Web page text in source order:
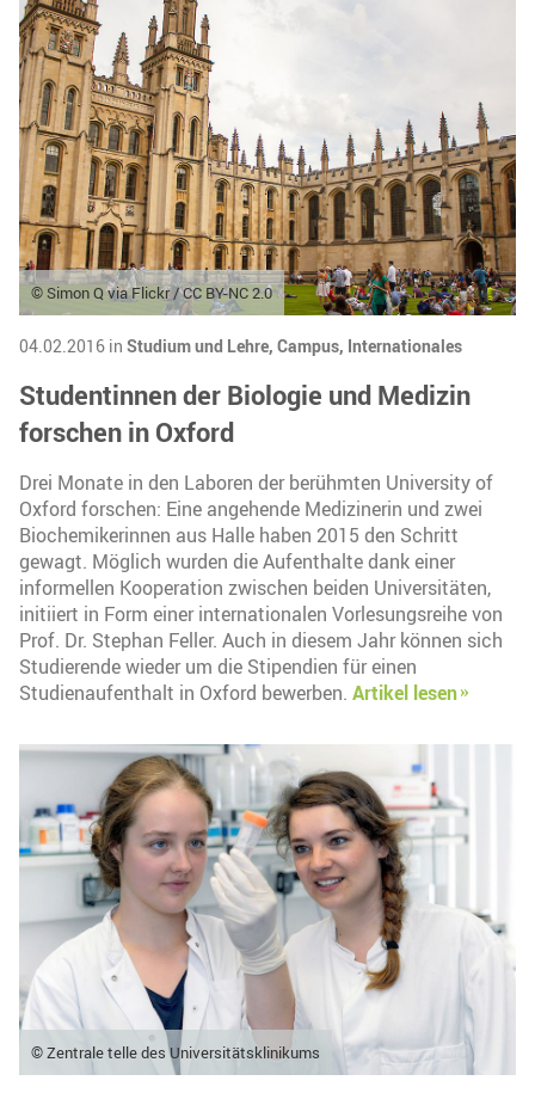
© Simon Q via Flickr / CC BY-NC 2.0
04.02.2016 in Studium und Lehre, Campus, Internationales
Studentinnen der Biologie und Medizin
forschen in Oxford
Drei Monate in den Laboren der berühmten University of
Oxford forschen: Eine angehende Medizinerin und zwei
Biochemikerinnen aus Halle haben 2015 den Schritt
gewagt. Möglich wurden die Aufenthalte dank einer
informellen Kooperation zwischen beiden Universitäten,
initiiert in Form einer internationalen Vorlesungsreihe von
Prof. Dr. Stephan Feller. Auch in diesem Jahr können sich
Studierende wieder um die Stipendien für einen
Studienaufenthalt in Oxford bewerben. Artikel lesen
© Zentrale telle des Universitätsklinikums